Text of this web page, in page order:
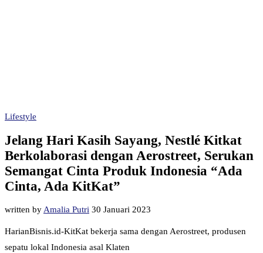
Lifestyle
Jelang Hari Kasih Sayang, Nestlé Kitkat
Berkolaborasi dengan Aerostreet, Serukan
Semangat Cinta Produk Indonesia “Ada
Cinta, Ada KitKat”
written byAmalia Putri 30 Januari 2023
HarianBisnis.id-KitKat bekerja sama dengan Aerostreet, produsen
sepatu lokal Indonesia asal Klaten